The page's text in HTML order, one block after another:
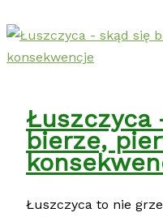
Łuszczyca
bierze,
Łuszczyca to nie